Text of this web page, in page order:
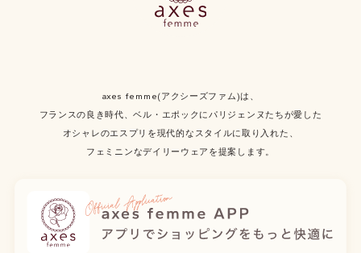
axes femme(アクシーズファム)は、
フランスの良き時代、ベル・エポックにパリジェンヌたちが愛した
オシャレのエスプリを現代的なスタイルに取り入れた、
フェミニンなデイリーウェアを提案します。